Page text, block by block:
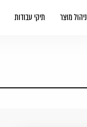
ניהול מוצר תיקי עבודות